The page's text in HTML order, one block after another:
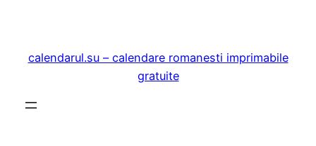
conținut
calendarul.su – calendare romanesti imprimabile
gratuite